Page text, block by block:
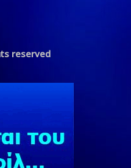
reserved